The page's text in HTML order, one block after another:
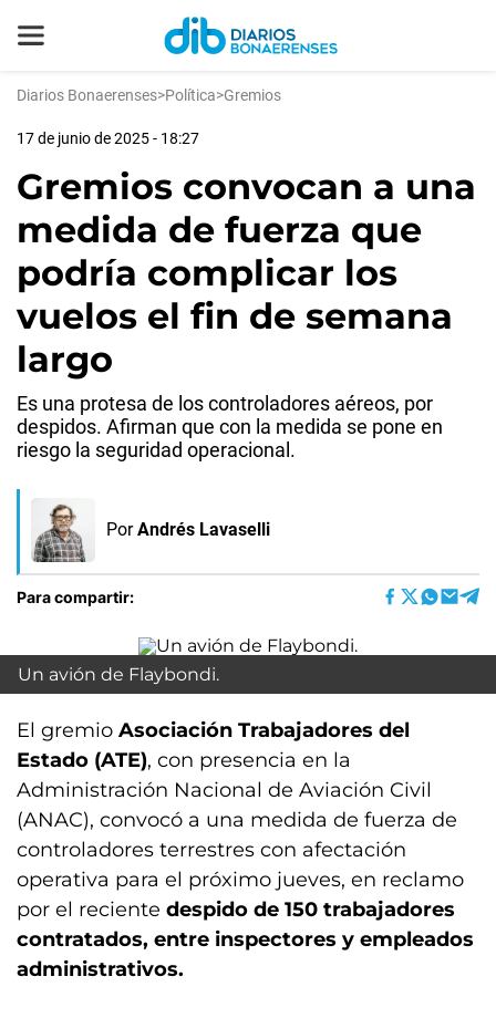
Diarios Bonaerenses>Política>Gremios
17 de junio de 2025 - 18:27
Gremios convocan a una
medida de fuerza que
podría complicar los
vuelos el fin de semana
largo
Es una protesa de los controladores aéreos, por
despidos. Afirman que con la medida se pone en
riesgo la seguridad operacional.
Por Andrés Lavaselli
Para compartir:
Un avión de Flaybondi.
El gremio Asociación Trabajadores del
Estado (ATE), con presencia en la
Administración Nacional de Aviación Civil
(ANAC), convocó a una medida de fuerza de
controladores terrestres con afectación
operativa para el próximo jueves, en reclamo
por el reciente despido de 150 trabajadores
contratados, entre inspectores y empleados
administrativos.